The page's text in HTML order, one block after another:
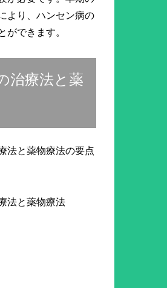
より、ハンセン病の
ができます。
治療法と薬